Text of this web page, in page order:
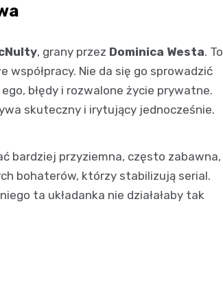
, grany przez Dominica Westa. To
Nie da się go sprowadzić
błędy i rozwalone życie prywatne.
skuteczny i irytujący jednocześnie.
bardziej przyziemna, często zabawna,
bohaterów, którzy stabilizują serial.
ta układanka nie działałaby tak